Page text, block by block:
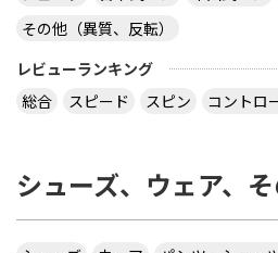
その他（異質、反転）
レビューランキング
総合
スピード スピン コントロ
シューズ、ウェア、